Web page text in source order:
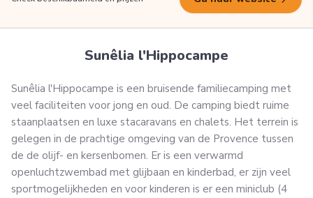
Sunêlia l'Hippocampe
Sunêlia l'Hippocampe is een bruisende familiecamping met
veel faciliteiten voor jong en oud. De camping biedt ruime
staanplaatsen en luxe stacaravans en chalets. Het terrein is
gelegen in de prachtige omgeving van de Provence tussen
de de olijf- en kersenbomen. Er is een verwarmd
openluchtzwembad met glijbaan en kinderbad, er zijn veel
sportmogelijkheden en voor kinderen is er een miniclub (4